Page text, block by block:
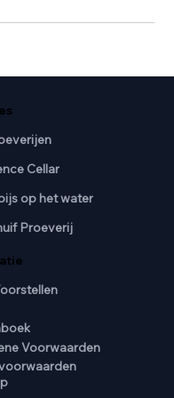
Cellar
op het water
Proeverij
Voorwaarden